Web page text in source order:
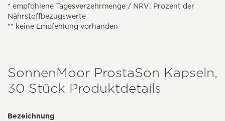
* empfohlene Tagesverzehrmenge / NRV: Prozent der
Nährstoffbezugswerte
** keine Empfehlung vorhanden
SonnenMoor ProstaSon Kapseln,
30 Stück Produktdetails
Bezeichnung